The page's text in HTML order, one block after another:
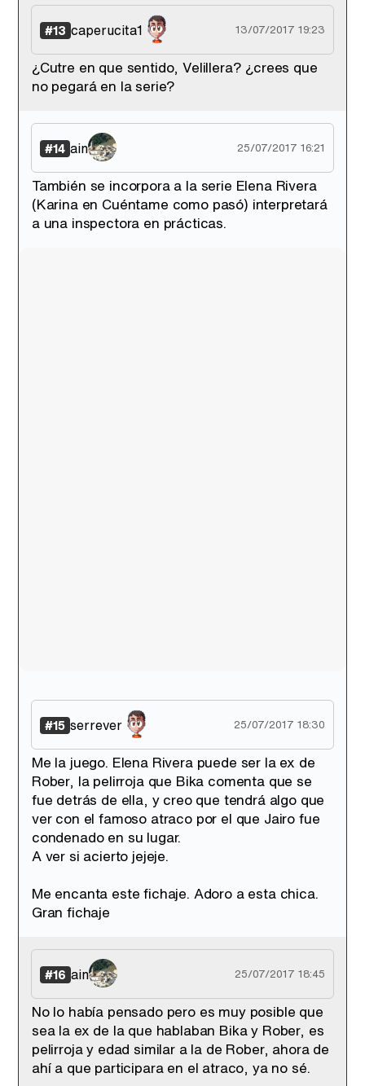
#13 caperucita1 13/07/2017 19:23
¿Cutre en que sentido, Velillera? ¿crees que
no pegará en la serie?
#14 ain 25/07/2017 16:21
También se incorpora a la serie Elena Rivera
(Karina en Cuéntame como pasó) interpretará
a una inspectora en prácticas.
#15 serrever 25/07/2017 18:30
Me la juego. Elena Rivera puede ser la ex de
Rober, la pelirroja que Bika comenta que se
fue detrás de ella, y creo que tendrá algo que
ver con el famoso atraco por el que Jairo fue
condenado en su lugar.
A ver si acierto jejeje.
Me encanta este fichaje. Adoro a esta chica.
Gran fichaje
#16 ain 25/07/2017 18:45
No lo había pensado pero es muy posible que
sea la ex de la que hablaban Bika y Rober, es
pelirroja y edad similar a la de Rober, ahora de
ahí a que participara en el atraco, ya no sé.